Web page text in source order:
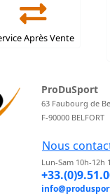
Après Vente
ProDuSport
63 Faubourg de
F-90000 BELFORT
Nous
Lun-Sam 10h-12h